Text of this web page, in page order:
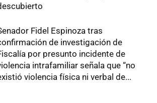
Fidel Espinoza tras
de investigación de
por presunto incidente de
intrafamiliar señala que “no
violencia física ni verbal de...